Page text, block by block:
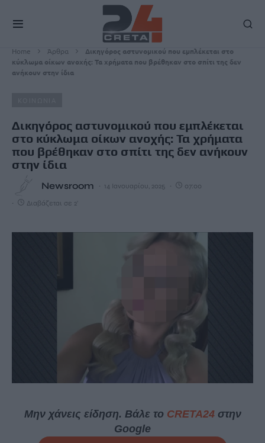
Home Άρθρα
Δικηγόρος αστυνομικού που εμπλέκεται στο
κύκλωμα οίκων ανοχής: Τα χρήματα που βρέθηκαν στο σπίτι της δεν
ανήκουν στην ίδια
Δικηγόρος αστυνομικού που εμπλέκεται
στο κύκλωμα οίκων ανοχής: Τα χρήματα
που βρέθηκαν στο σπίτι της δεν ανήκουν
στην ίδια
Newsroom 14 Ιανουαρίου, 2025 07:00
Διαβάζεται σε 2'
Μην χάνεις είδηση. Βάλε το CRETA24στην
Google